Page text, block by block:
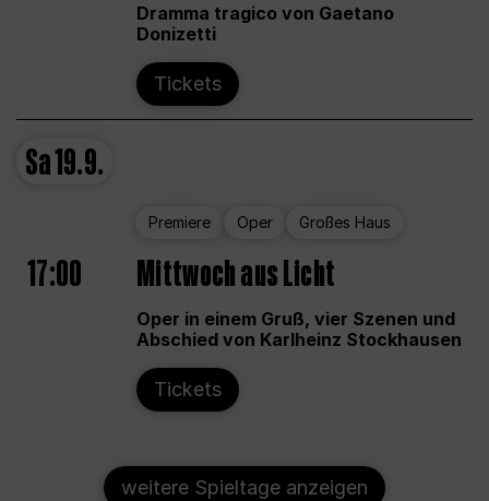
Dramma tragico von Gaetano
Donizetti
Tickets
Sa19.9.
Premiere Oper Großes Haus
17:00 Mittwoch aus Licht
Oper in einem Gruß, vier Szenen und
Abschied von Karlheinz Stockhausen
Tickets
weitere Spieltage anzeigen